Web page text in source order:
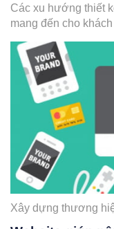
Các xu hướng thiết
mang đến cho
website dài sẽ trở
hướng hót được
Xây dựng thương